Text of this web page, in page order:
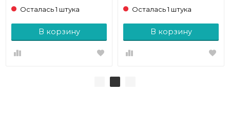
Осталась 1 штука
В корзину
Осталась 1 штука
В корзину